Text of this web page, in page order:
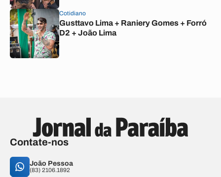
Cotidiano
Gusttavo Lima + Raniery Gomes + Forró
D2 + João Lima
Contate-nos
João Pessoa
(83) 2106.1892